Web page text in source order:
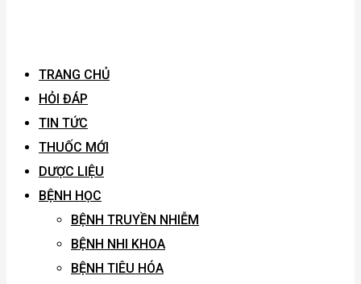
TRANG CHỦ
HỎI ĐÁP
TIN TỨC
THUỐC MỚI
DƯỢC LIỆU
BỆNH HỌC
BỆNH TRUYỀN NHIỄM
BỆNH NHI KHOA
BỆNH TIÊU HÓA